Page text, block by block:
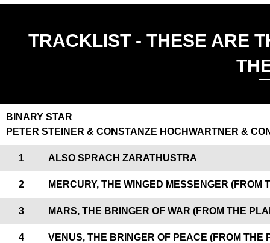
TRACKLIST - THESE ARE
BINARY STAR
PETER STEINER & CONSTANZE HOCHWARTNER &
1 ALSO SPRACH ZARATHUSTRA
2 MERCURY, THE WINGED MESSENGER (FROM
3 MARS, THE BRINGER OF WAR (FROM THE
4 VENUS, THE BRINGER OF PEACE (FROM THE